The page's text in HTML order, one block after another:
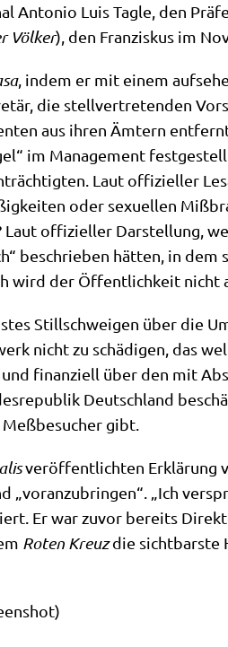
Anto­nio Luis Tag­le, den
Völ­ker), den Fran­zis­kus im
, indem er mit einem
die stell­ver­tre­ten­den
aus ihren Ämtern
im Manage­ment
Laut offi­zi­el­ler
oder sexu­el­len
Laut offi­zi­el­ler Dar­stel­lung,
beschrie­ben hät­ten, in dem
wird der Öffent­lich­keit nicht
Still­schwei­gen über die
nicht zu schä­di­gen, das
finan­zi­ell über den mit
Deutsch­land
gibt.
ver­öf­fent­lich­ten Erklä­rung
„vor­an­zu­brin­gen“. „Ich
Er war zuvor bereits
Roten Kreuzdie sicht­bar­ste